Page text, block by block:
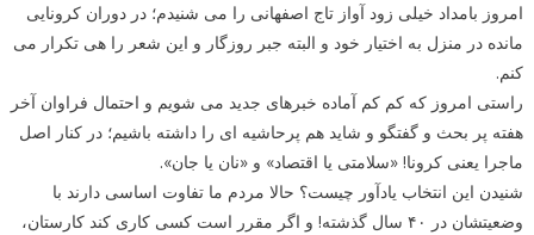
امروز بامداد خیلی زود آواز تاج اصفهانی را می شنیدم؛ در دوران کرونایی
مانده در منزل به اختیار خود و البته جبر روزگار و این شعر را هی تکرار می
کنم.
راستی امروز که کم کم آماده خبرهای جدید می شویم و احتمال فراوان آخر
هفته پر بحث و گفتگو و شاید هم پرحاشیه ای را داشته باشیم؛ در کنار اصل
ماجرا یعنی کرونا! «سلامتی یا اقتصاد» و «نان یا جان».
شنیدن این انتخاب یادآور چیست؟ حالا مردم ما تفاوت اساسی دارند با
وضعیتشان در ۴۰ سال گذشته! و اگر مقرر است کسی کاری کند کارستان،